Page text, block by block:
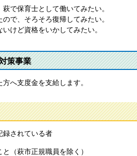
で保育士として働いてみたい。
で、そろそろ復帰してみたい。
けど資格をいかしてみたい。
対策事業
へ支度金を支給します。
されている者
（萩市正規職員を除く）